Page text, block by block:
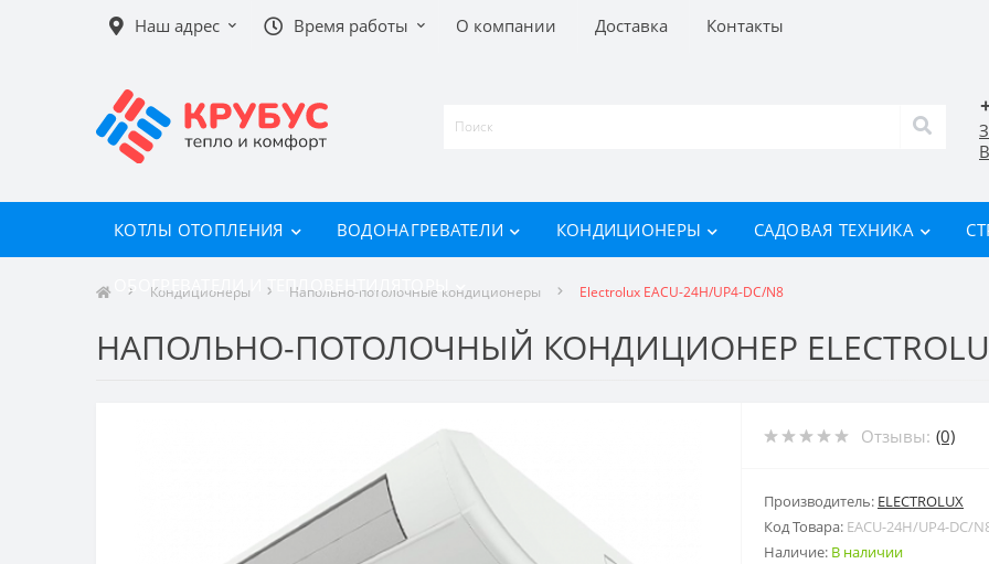
Наш адрес Время работы О компании Доставка Контакты
КОТЛЫ ОТОПЛЕНИЯ ВОДОНАГРЕВАТЕЛИ КОНДИЦИОНЕРЫ САДОВАЯ ТЕХНИКА
ОБОГРЕВАТЕЛИ И ТЕПЛОВЕНТИЛЯТОРЫ
Кондиционеры Напольно-потолочные кондиционеры Electrolux EACU-24H/UP4-DC/N8
НАПОЛЬНО-ПОТОЛОЧНЫЙ КОНДИЦИОНЕР ELECTROLUX
Отзывы: (0)
Производитель: ELECTROLUX
Код Товара: EACU-24H/UP4-DC/
Наличие: В наличии